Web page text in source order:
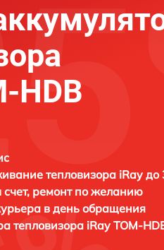
HDB
тепловизора iRay до
ремонт по желанию
в день обращения
тепловизора iRay TOM-